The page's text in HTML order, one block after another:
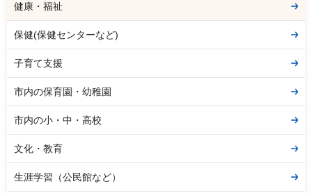
健康・福祉
保健(保健センターなど)
子育て支援
市内の保育園・幼稚園
市内の小・中・高校
文化・教育
生涯学習（公民館など）